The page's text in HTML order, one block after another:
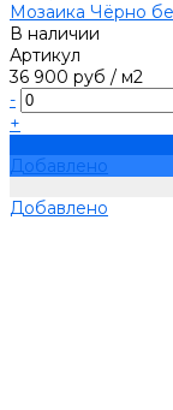
Мозаика Чёрно
В наличии
Артикул
36 900 руб / м2
-
+
Добавлено
Добавлено